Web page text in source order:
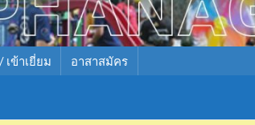
เข้าเยี่ยม อาสาสมัคร